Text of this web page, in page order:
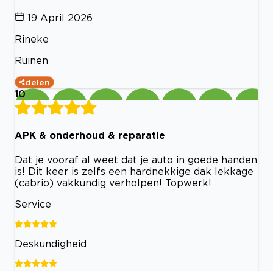
19 April 2026
Rineke
Ruinen
delen
10
APK & onderhoud & reparatie
Dat je vooraf al weet dat je auto in goede handen
is! Dit keer is zelfs een hardnekkige dak lekkage
(cabrio) vakkundig verholpen! Topwerk!
Service
Deskundigheid